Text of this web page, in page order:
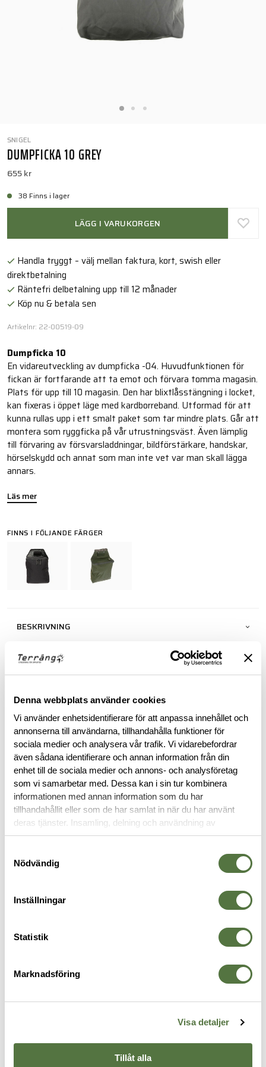
Denna webbplats använder cookies
Vi använder enhetsidentifierare för att anpassa innehållet och
annonserna till användarna, tillhandahålla funktioner för
sociala medier och analysera vår trafik. Vi vidarebefordrar
även sådana identifierare och annan information från din
enhet till de sociala medier och annons- och analysföretag
som vi samarbetar med. Dessa kan i sin tur kombinera
informationen med annan information som du har
tillhandahållit eller som de har samlat in när du har använt
deras tjänster. Insamling, delning och användning av
personuppgifter kan användas för personalisering av
Nödvändig
Inställningar
Statistik
Marknadsföring
Visa detaljer
Tillåt alla
SNIGEL
DUMPFICKA 10 GREY
655 kr
38 Finns i lager
LÄGG I VARUKORGEN
Handla tryggt – välj mellan faktura, kort, swish eller
direktbetalning
Räntefri delbetalning upp till 12 månader
Köp nu & betala sen
Artikelnr: 22-00519-09
Dumpficka 10
En vidareutveckling av dumpficka -04. Huvudfunktionen för
fickan är fortfarande att ta emot och förvara tomma magasin.
Plats för upp till 10 magasin. Den har blixtlåsstängning i locket,
kan fixeras i öppet läge med kardborreband. Utformad för att
kunna rullas upp i ett smalt paket som tar mindre plats. Går att
montera som ryggficka på vår utrustningsväst. Även lämplig
till förvaring av försvarsladdningar, bildförstärkare, handskar,
hörselskydd och annat som man inte vet var man skall lägga
annars.
Läs mer
FINNS I FÖLJANDE FÄRGER
BESKRIVNING
SPECIFIKATIONER
RECENSIONER
OM VARUMÄRKET
RELATERADE PRODUKTER
2 855 kr